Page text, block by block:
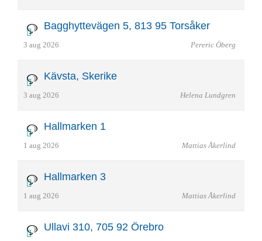
Bagghyttevägen 5, 813 95 Torsåker
3 aug 2026 Pereric Öberg
Kävsta, Skerike
3 aug 2026 Helena Lundgren
Hallmarken 1
1 aug 2026 Mattias Åkerlind
Hallmarken 3
1 aug 2026 Mattias Åkerlind
Ullavi 310, 705 92 Örebro